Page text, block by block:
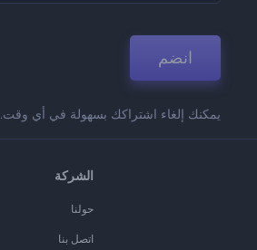
انضم
يمكنك إلغاء اشتراكك بسهولة في أي وقت.
الشركة
حولنا
اتصل بنا